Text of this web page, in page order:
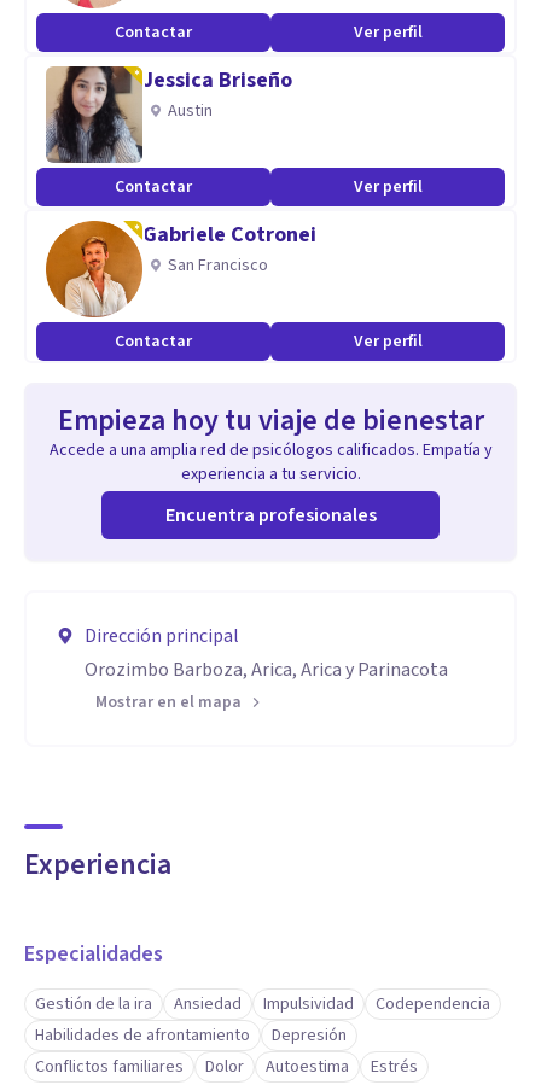
Contactar Ver perfil
Jessica Briseño
Austin
Contactar Ver perfil
Gabriele Cotronei
San Francisco
Contactar Ver perfil
Empieza hoy tu viaje de bienestar
Accede a una amplia red de psicólogos calificados. Empatía y
experiencia a tu servicio.
Encuentra profesionales
Dirección principal
Orozimbo Barboza, Arica, Arica y Parinacota
Mostrar en el mapa
Experiencia
Especialidades
Gestión de la ira Ansiedad Impulsividad
Codependencia
Habilidades de afrontamiento
Depresión
Conflictos familiares
Dolor Autoestima Estrés